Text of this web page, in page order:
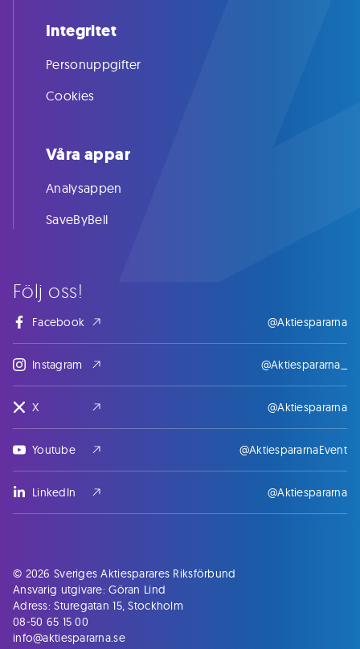
Följ oss!
Facebook @Aktiespararna
Instagram @Aktiespararna_
X @Aktiespararna
Youtube @AktiespararnaEvent
LinkedIn @Aktiespararna
Integritet
Personuppgifter
Cookies
Våra appar
Analysappen
SaveByBell
© 2026 Sveriges Aktiesparares Riksförbund
Ansvarig utgivare: Göran Lind
Adress: Sturegatan 15, Stockholm
08-50 65 15 00
info@aktiespararna.se